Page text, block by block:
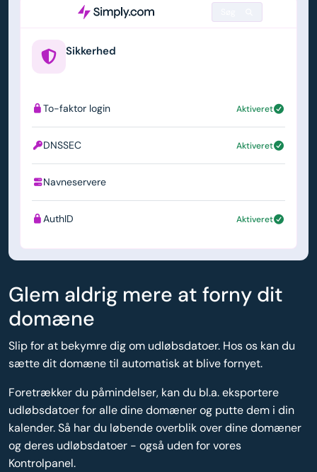
Sikkerhed
To-faktor login Aktiveret
DNSSEC Aktiveret
Navneservere
AuthID Aktiveret
Glem aldrig mere at forny dit
domæne
Slip for at bekymre dig om udløbsdatoer. Hos os kan du
sætte dit domæne til automatisk at blive fornyet.
Foretrækker du påmindelser, kan du bl.a. eksportere
udløbsdatoer for alle dine domæner og putte dem i din
kalender. Så har du løbende overblik over dine domæner
og deres udløbsdatoer - også uden for vores
Kontrolpanel.